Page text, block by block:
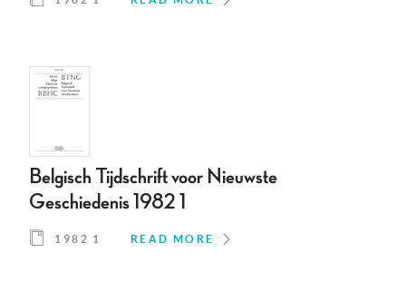
Belgisch Tijdschrift voor Nieuwste
Geschiedenis 1982 1
1982 1 READ MORE